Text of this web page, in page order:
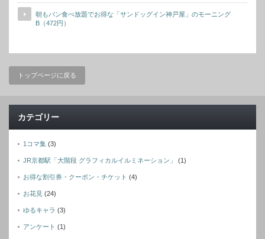
朝もパン食べ放題でお得な「サンドッグイン神戸屋」のモーニング
B（472円）
トップページに戻る
カテゴリー
1コマ集 (3)
JR京都駅「大階段 グラフィカルイルミネーション」 (1)
お得な割引券・クーポン・チケット (4)
お花見 (24)
ゆるキャラ (3)
アンケート (1)